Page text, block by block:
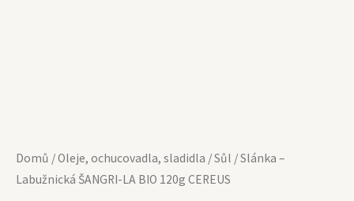
Domů /Oleje, ochucovadla, sladidla /Sůl / Slánka –
Labužnická ŠANGRI-LA BIO 120g CEREUS